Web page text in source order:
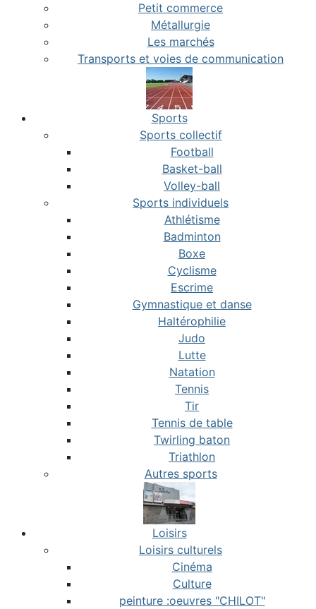
Petit commerce
Métallurgie
Les marchés
Transports et voies de communication
Sports
Sports collectif
Football
Basket-ball
Volley-ball
Sports individuels
Athlétisme
Badminton
Boxe
Cyclisme
Escrime
Gymnastique et danse
Haltérophilie
Judo
Lutte
Natation
Tennis
Tir
Tennis de table
Twirling baton
Triathlon
Autres sports
Loisirs
Loisirs culturels
Cinéma
Culture
peinture :oeuvres "CHILOT"